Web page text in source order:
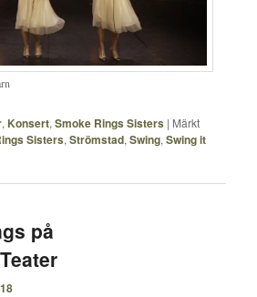
,Konsert,Smoke Rings Sisters | Märkt
Sisters,Strömstad,Swing,Swing it
på